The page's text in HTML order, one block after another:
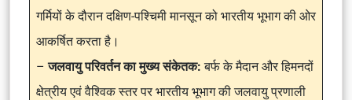
गर्मियों के दौरान दक्षिण-पश्चिमी मानसून को भारतीय भूभाग की ओर
आकर्षित करता है।
–जलवायु परिवर्तन का मुख्य संकेतक: बर्फ के मैदान और हिमनदों
क्षेत्रीय एवं वैश्विक स्तर पर भारतीय भूभाग की जलवायु प्रणाली